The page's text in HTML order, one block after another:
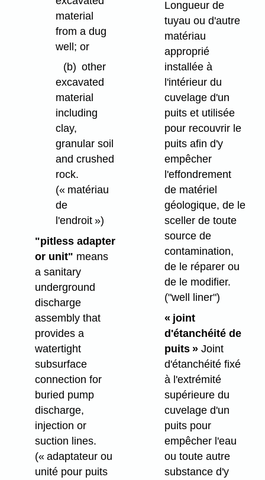
material
from a dug
well; or
(b) other
excavated
material
including
clay,
granular soil
and crushed
rock.
(« matériau
de
l'endroit »)
"pitless adapter
or unit" means
a sanitary
underground
discharge
assembly that
provides a
watertight
subsurface
connection for
buried pump
discharge,
injection or
suction lines.
(« adaptateur ou
unité pour puits
Longueur de
tuyau ou d'autre
matériau
approprié
installée à
l'intérieur du
cuvelage d'un
puits et utilisée
pour recouvrir le
puits afin d'y
empêcher
l'effondrement
de matériel
géologique, de le
sceller de toute
source de
contamination,
de le réparer ou
de le modifier.
("well liner")
« joint
d'étanchéité de
puits »Joint
d'étanchéité fixé
à l'extrémité
supérieure du
cuvelage d'un
puits pour
empêcher l'eau
ou toute autre
substance d'y